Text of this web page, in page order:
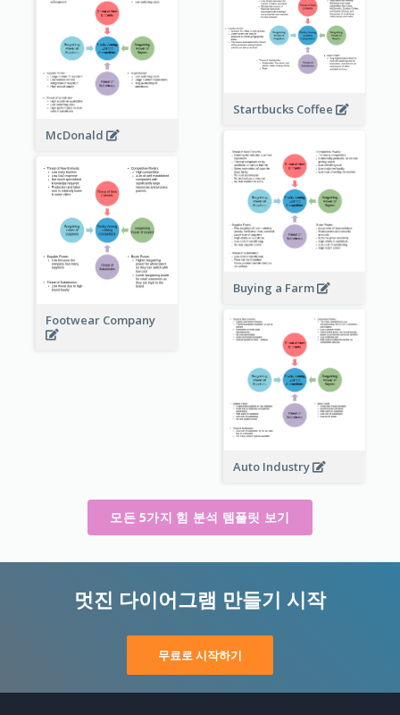
McDonald
Startbucks Coffee
Buying a Farm
Footwear Company
Auto Industry
모든 5가지 힘 분석 템플릿 보기
멋진 다이어그램 만들기 시작
무료로 시작하기